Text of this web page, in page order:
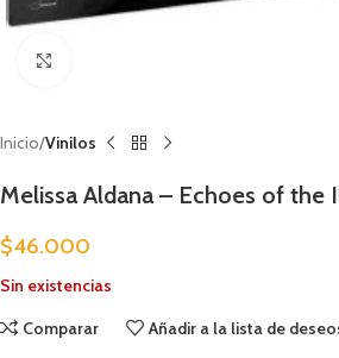
Inicio Vinilos
Melissa Aldana – Echoes of the
$46.000
Sin existencias
Comparar
Añadir a la lista de